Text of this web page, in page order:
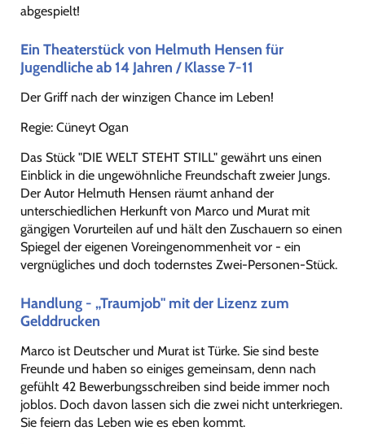
abgespielt!
Ein Theaterstück von Helmuth Hensen für
Jugendliche ab 14 Jahren / Klasse 7-11
Der Griff nach der winzigen Chance im Leben!
Regie: Cüneyt Ogan
Das Stück "DIE WELT STEHT STILL" gewährt uns einen
Einblick in die ungewöhnliche Freundschaft zweier Jungs.
Der Autor Helmuth Hensen räumt anhand der
unterschiedlichen Herkunft von Marco und Murat mit
gängigen Vorurteilen auf und hält den Zuschauern so einen
Spiegel der eigenen Voreingenommenheit vor - ein
vergnügliches und doch todernstes Zwei-Personen-Stück.
Handlung - „Traumjob" mit der Lizenz zum
Gelddrucken
Marco ist Deutscher und Murat ist Türke. Sie sind beste
Freunde und haben so einiges gemeinsam, denn nach
gefühlt 42 Bewerbungsschreiben sind beide immer noch
joblos. Doch davon lassen sich die zwei nicht unterkriegen.
Sie feiern das Leben wie es eben kommt.